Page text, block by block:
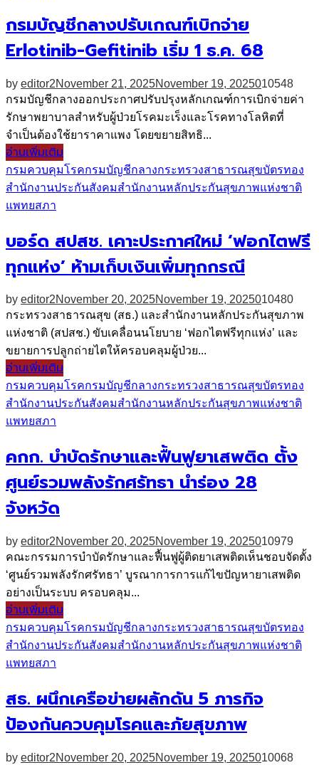
กรมบัญชีกลางปรับเกณฑ์เบิกจ่าย
Erlotinib-Gefitinib เริ่ม 1 ธ.ค. 68
by editor2November 21, 2025November 19, 2025010548
กรมบัญชีกลางออกประกาศปรับปรุงหลักเกณฑ์การเบิกจ่ายค่า
รักษาพยาบาลสำหรับผู้ป่วยโรคมะเร็งและโรคทางโลหิตที่
จำเป็นต้องใช้ยาราคาแพง โดยขยายสิทธิ...
อ่านเพิ่มเติม
กรมควบคุมโรคกรมบัญชีกลางกระทรวงสาธารณสุขบัตรทอง
สำนักงานประกันสังคมสำนักงานหลักประกันสุขภาพแห่งชาติ
แพทยสภา
บอร์ด สปสช. เคาะประกาศใหม่ ‘ฟอกไตฟรี
ทุกแห่ง’ ห้ามเก็บเงินเพิ่มทุกกรณี
by editor2November 20, 2025November 19, 2025010480
กระทรวงสาธารณสุข (สธ.) และสำนักงานหลักประกันสุขภาพ
แห่งชาติ (สปสช.) ขับเคลื่อนนโยบาย ‘ฟอกไตฟรีทุกแห่ง’ และ
ขยายการปลูกถ่ายไตให้ครอบคลุมผู้ป่วย...
อ่านเพิ่มเติม
กรมควบคุมโรคกรมบัญชีกลางกระทรวงสาธารณสุขบัตรทอง
สำนักงานประกันสังคมสำนักงานหลักประกันสุขภาพแห่งชาติ
แพทยสภา
คกก. บำบัดรักษาและฟื้นฟูยาเสพติด ตั้ง
ศูนย์รวมพลังรักศรัทธา นำร่อง 28
จังหวัด
by editor2November 20, 2025November 19, 2025010979
คณะกรรมการบำบัดรักษาและฟื้นฟูผู้ติดยาเสพติดเห็นชอบจัดตั้ง
‘ศูนย์รวมพลังรักศรัทธา’ บูรณาการการแก้ไขปัญหายาเสพติด
อย่างเป็นระบบ ครอบคลุม...
อ่านเพิ่มเติม
กรมควบคุมโรคกรมบัญชีกลางกระทรวงสาธารณสุขบัตรทอง
สำนักงานประกันสังคมสำนักงานหลักประกันสุขภาพแห่งชาติ
แพทยสภา
สธ. ผนึกเครือข่ายผลักดัน 5 ภารกิจ
ป้องกันควบคุมโรคและภัยสุขภาพ
by editor2November 20, 2025November 19, 2025010068